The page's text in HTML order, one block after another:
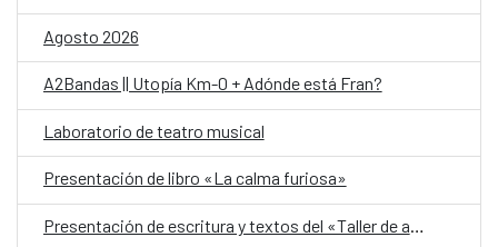
Agosto 2026
A2Bandas || Utopía Km-0 + Adónde está Fran?
Laboratorio de teatro musical
Presentación de libro «La calma furiosa»
Presentación de escritura y textos del «Taller de autobiografía para mujeres 70+»